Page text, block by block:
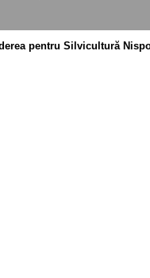
pentru Silvicultură